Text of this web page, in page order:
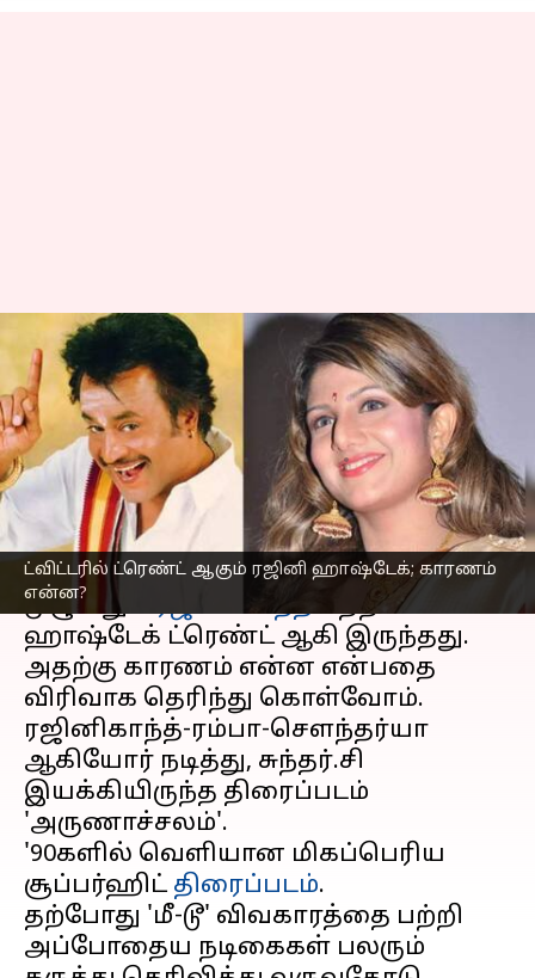
ட்விட்டரில் ட்ரெண்ட் ஆகும் ரஜினி ஹாஷ்டேக்; காரணம்
என்ன?
ட்விட்டரில் ட்ரெண்ட் ஆகும்
ரஜினி ஹாஷ்டேக்;
காரணம் என்ன?
எழுதியவர் Venkatalakshmi V Jan 05, 2024 09:13 am
செய்தி முன்னோட்டம்
எக்ஸ்தளத்தில்,(முன்னதாக ) நேற்று
முழுவதும்ரஜினிகாந்த்பற்றி
ஹாஷ்டேக் ட்ரெண்ட் ஆகி இருந்தது.
அதற்கு காரணம் என்ன என்பதை
விரிவாக தெரிந்து கொள்வோம்.
ரஜினிகாந்த்-ரம்பா-சௌந்தர்யா
ஆகியோர் நடித்து, சுந்தர்.சி
இயக்கியிருந்த திரைப்படம்
'அருணாச்சலம்'.
'90களில் வெளியான மிகப்பெரிய
சூப்பர்ஹிட் திரைப்படம்.
தற்போது 'மீ-டூ' விவகாரத்தை பற்றி
அப்போதைய நடிகைகள் பலரும்